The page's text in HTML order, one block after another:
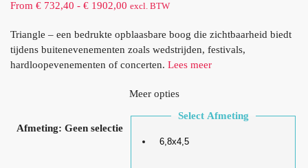
From € 732,40 - € 1902,00 excl. BTW
Triangle – een bedrukte opblaasbare boog die zichtbaarheid biedt
tijdens buitenevenementen zoals wedstrijden, festivals,
hardloopevenementen of concerten. Lees meer
Afmeting: Geen selectie
Meer opties
Select Afmeting
6,8x4,5